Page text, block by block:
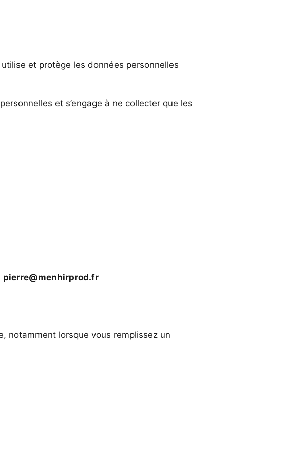
et protège les données personnelles
et s’engage à ne collecter que les
pierre@menhirprod.fr
notamment lorsque vous remplissez un